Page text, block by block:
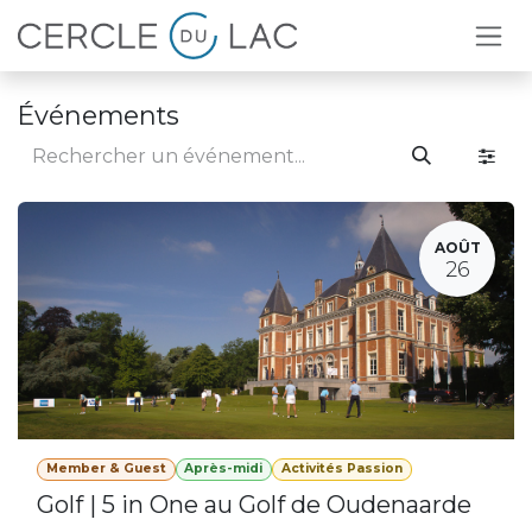
Se rendre au contenu
Événements
AOÛT
26
Member & Guest Après-midi Activités Passion
Golf | 5 in One au Golf de Oudenaarde